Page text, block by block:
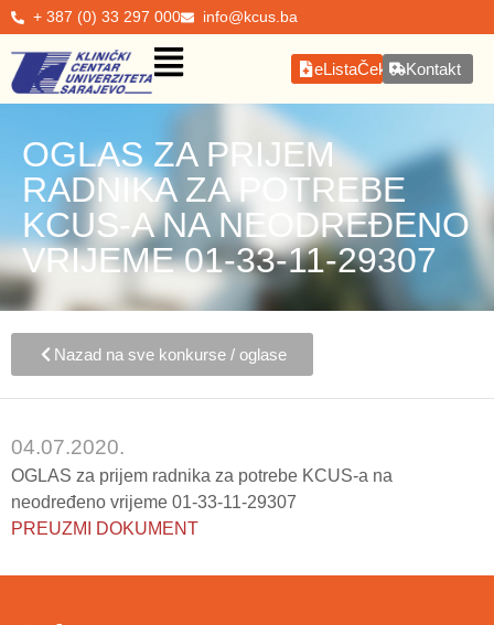
+ 387 (0) 33 297 000 info@kcus.ba
eListaČekanjaKontakt
OGLAS ZA PRIJEM
RADNIKA ZA POTREBE
KCUS-A NA NEODREĐENO
VRIJEME 01-33-11-29307
Nazad na sve konkurse / oglase
04.07.2020.
OGLAS za prijem radnika za potrebe KCUS-a na
neodređeno vrijeme 01-33-11-29307
PREUZMI DOKUMENT